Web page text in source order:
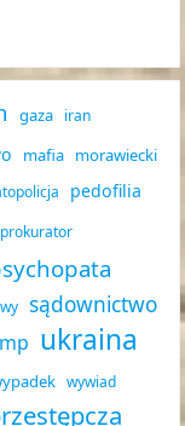
gaza iran
mafia morawiecki
pedofilia
prokurator
sądownictwo
ukraina
wywiad